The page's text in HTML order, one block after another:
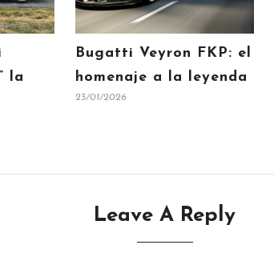
la
Bugatti Veyron FKP: el
homenaje a la leyenda
23/01/2026
Leave A Reply